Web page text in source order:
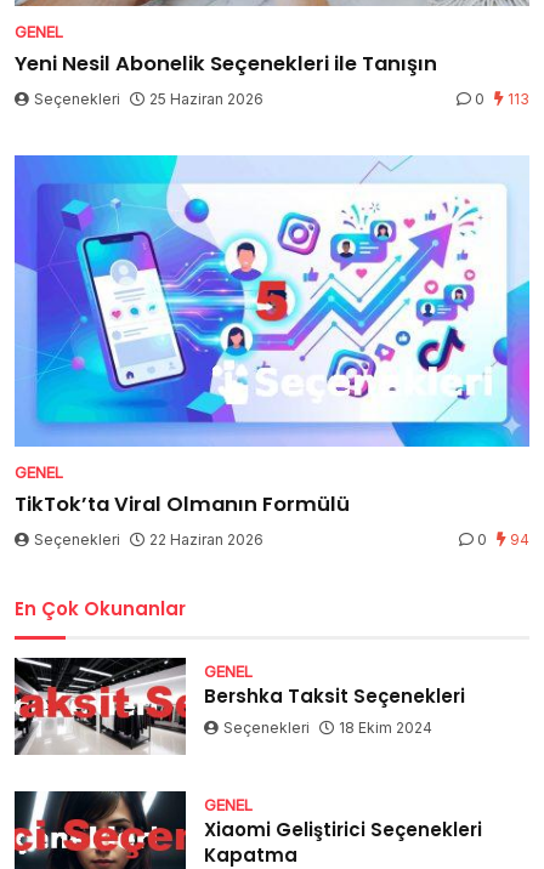
GENEL
Yeni Nesil Abonelik Seçenekleri ile Tanışın
Seçenekleri 25 Haziran 2026 0 113
GENEL
TikTok’ta Viral Olmanın Formülü
Seçenekleri 22 Haziran 2026 0 94
En Çok Okunanlar
GENEL
Bershka Taksit Seçenekleri
Seçenekleri 18 Ekim 2024
GENEL
Xiaomi Geliştirici Seçenekleri
Kapatma